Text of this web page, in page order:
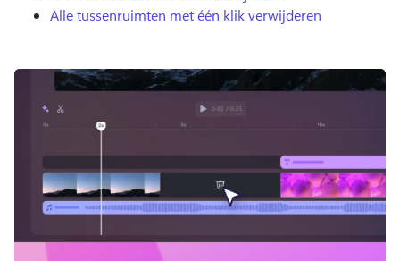
Alle tussenruimten met één klik verwijderen